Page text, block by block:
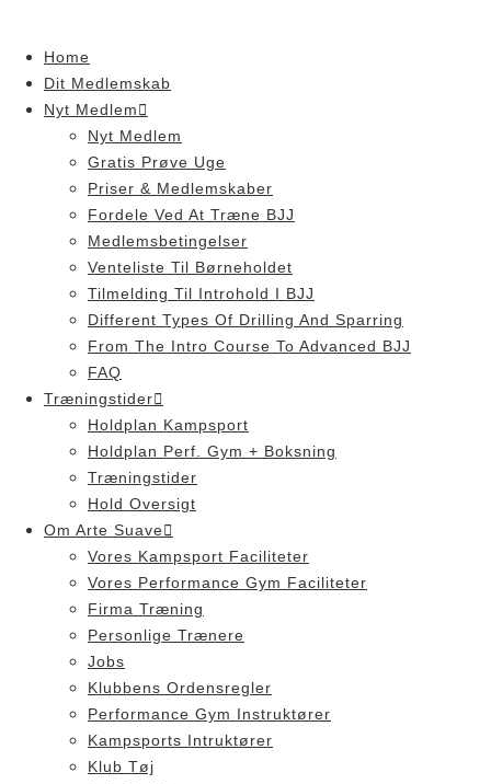
contentHome
Dit Medlemskab
Nyt Medlem
Nyt Medlem
Gratis Prøve Uge
Priser & Medlemskaber
Fordele Ved At Træne BJJ
Medlemsbetingelser
Venteliste Til Børneholdet
Tilmelding Til Introhold I BJJ
Different Types Of Drilling And Sparring
From The Intro Course To Advanced BJJ
FAQ
Træningstider
Holdplan Kampsport
Holdplan Perf. Gym + Boksning
Træningstider
Hold Oversigt
Om Arte Suave
Vores Kampsport Faciliteter
Vores Performance Gym Faciliteter
Firma Træning
Personlige Trænere
Jobs
Klubbens Ordensregler
Performance Gym Instruktører
Kampsports Intruktører
Klub Tøj